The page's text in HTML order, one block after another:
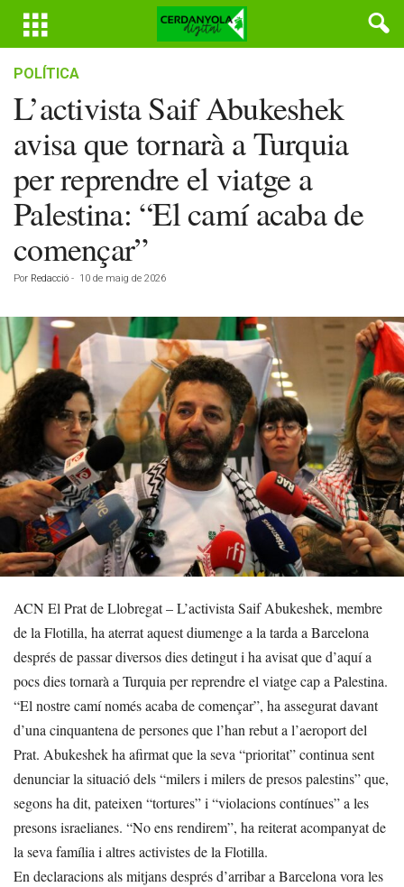
POLÍTICA
L’activista Saif Abukeshek
avisa que tornarà a Turquia
per reprendre el viatge a
Palestina: “El camí acaba de
començar”
Por Redacció - 10 de maig de 2026
ACN El Prat de Llobregat – L’activista Saif Abukeshek, membre
de la Flotilla, ha aterrat aquest diumenge a la tarda a Barcelona
després de passar diversos dies detingut i ha avisat que d’aquí a
pocs dies tornarà a Turquia per reprendre el viatge cap a Palestina.
“El nostre camí només acaba de començar”, ha assegurat davant
d’una cinquantena de persones que l’han rebut a l’aeroport del
Prat. Abukeshek ha afirmat que la seva “prioritat” continua sent
denunciar la situació dels “milers i milers de presos palestins” que,
segons ha dit, pateixen “tortures” i “violacions contínues” a les
presons israelianes. “No ens rendirem”, ha reiterat acompanyat de
la seva família i altres activistes de la Flotilla.
En declaracions als mitjans després d’arribar a Barcelona vora les